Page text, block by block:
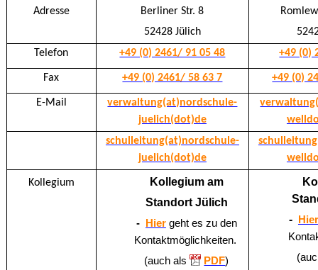
Adresse
Berliner Str. 8
52428 Jülich
Telefon
+49 (0) 2461/ 91 05 48 +49 (0)
Fax +49 (0) 2461/ 58 63 7 +49 (0)
E-Mail
verwaltung(at)nordschule-
juelich(dot)de
schulleitung(at)nordschule-
juelich(dot)de
Kollegium
Kollegium am
Standort Jülich
- Hiergeht es zu den
Kontaktmöglichkeiten.
(auch als
PDF)
-
Hier